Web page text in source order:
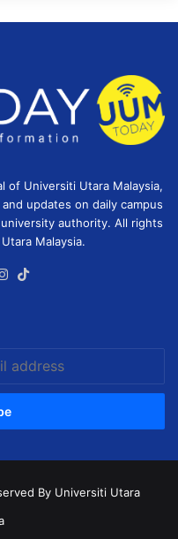
of Universiti Utara Malaysia,
updates on daily campus
authority. All rights
Malaysia.
Instagram
By Universiti Utara